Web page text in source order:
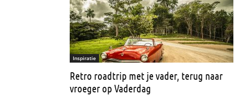
Inspiratie
Retro roadtrip met je vader, terug naar
vroeger op Vaderdag